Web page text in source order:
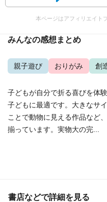
本ページはアフィリエイト
みんなの感想まとめ
親子遊び おりがみ 創
子どもが自分で折る喜びを体
子どもに最適です。大きなサ
ことで動物に見える作品など
揃っています。実物大の完...
書店などで詳細を見る